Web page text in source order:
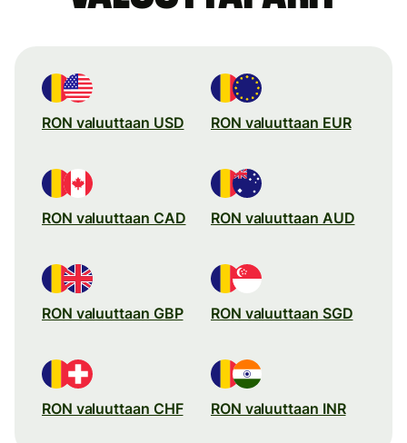
RON valuuttaan USD RON valuuttaan EUR
RON valuuttaan CAD RON valuuttaan AUD
RON valuuttaan GBP RON valuuttaan SGD
RON valuuttaan CHF RON valuuttaan INR